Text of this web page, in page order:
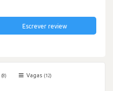
Escrever review
(8) Vagas (12)